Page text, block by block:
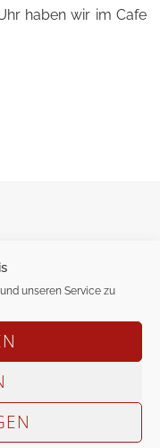
unseren Service zu
haben wir im Cafe